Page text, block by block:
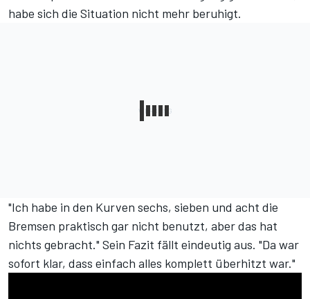
habe sich die Situation nicht mehr beruhigt.
"Ich habe in den Kurven sechs, sieben und acht die
Bremsen praktisch gar nicht benutzt, aber das hat
nichts gebracht." Sein Fazit fällt eindeutig aus. "Da war
sofort klar, dass einfach alles komplett überhitzt war."